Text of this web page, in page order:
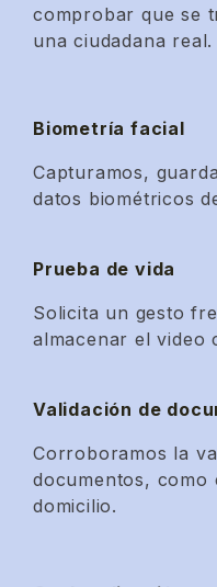
comprobar que se
una ciudadana real.
Biometría facial
Capturamos,
datos biométricos
Prueba de vida
Solicita un gesto
almacenar el video
Validación de
Corroboramos la
documentos, como
domicilio.